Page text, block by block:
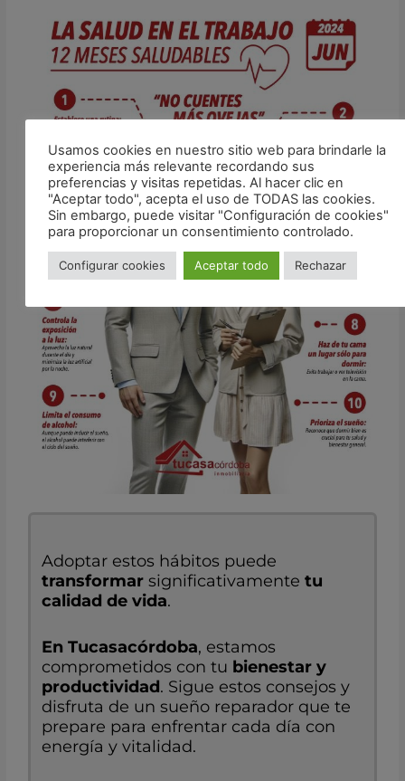
Adoptar estos hábitos puede
transformar significativamentetu
calidad de vida.
En Tucasacórdoba, estamos
comprometidos con tu bienestar y
productividad. Sigue estos consejos y
disfruta de un sueño reparador que te
prepare para enfrentar cada día con
energía y vitalidad.
Usamos cookies en nuestro sitio web para brindarle la
experiencia más relevante recordando sus
preferencias y visitas repetidas. Al hacer clic en
"Aceptar todo", acepta el uso de TODAS las cookies.
Sin embargo, puede visitar "Configuración de cookies"
para proporcionar un consentimiento controlado.
Configurar cookies Aceptar todo Rechazar